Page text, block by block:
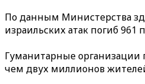
По данным Министерства
израильских атак погиб
Гуманитарные
чем двух миллионов жителей